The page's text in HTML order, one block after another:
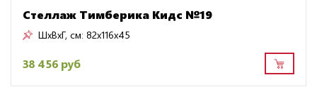
Стеллаж Тимберика Кидс №19
ШxВxГ, см: 82x116x45
38 456 руб